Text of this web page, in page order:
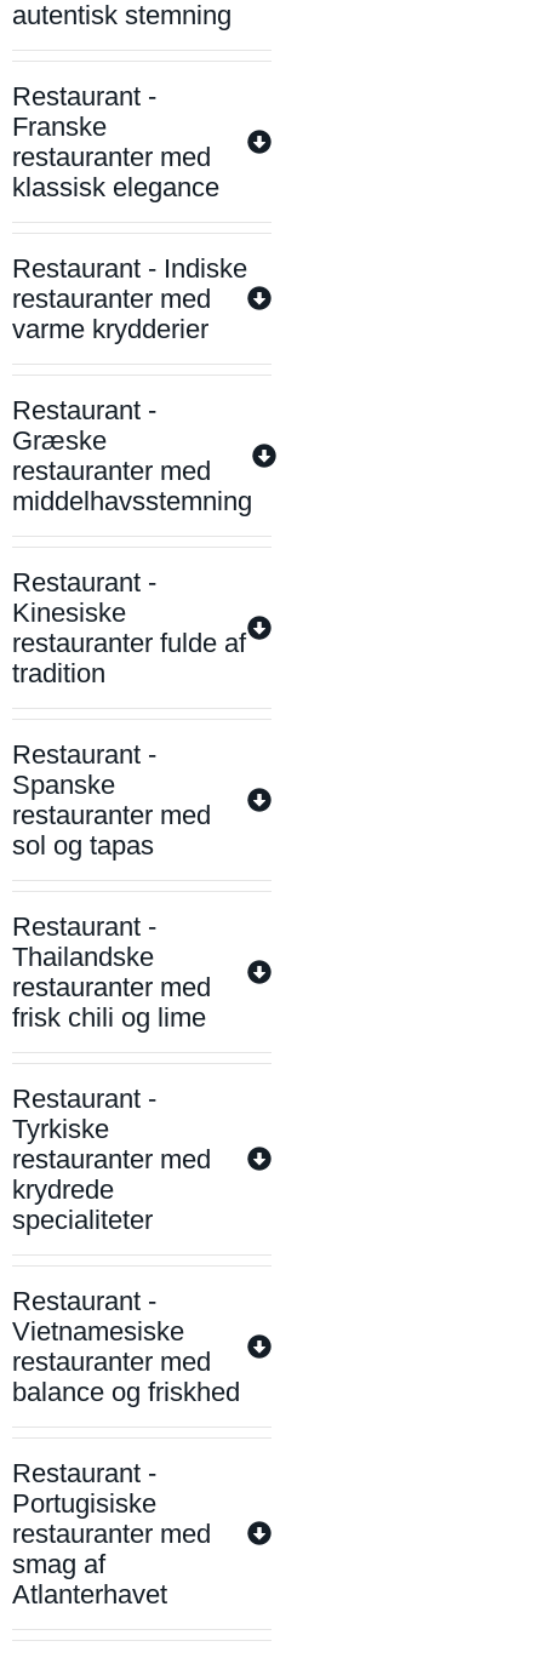
autentisk stemning
Restaurant -
Franske
restauranter med
klassisk elegance
Restaurant - Indiske
restauranter med
varme krydderier
Restaurant -
Græske
restauranter med
middelhavsstemning
Restaurant -
Kinesiske
restauranter fulde af
tradition
Restaurant -
Spanske
restauranter med
sol og tapas
Restaurant -
Thailandske
restauranter med
frisk chili og lime
Restaurant -
Tyrkiske
restauranter med
krydrede
specialiteter
Restaurant -
Vietnamesiske
restauranter med
balance og friskhed
Restaurant -
Portugisiske
restauranter med
smag af
Atlanterhavet